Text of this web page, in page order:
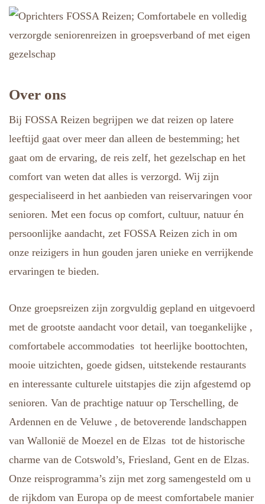
Over ons
Bij FOSSA Reizen begrijpen we dat reizen op latere
leeftijd gaat over meer dan alleen de bestemming; het
gaat om de ervaring, de reis zelf, het gezelschap en het
comfort van weten dat alles is verzorgd. Wij zijn
gespecialiseerd in het aanbieden van reiservaringen voor
senioren. Met een focus op comfort, cultuur, natuur én
persoonlijke aandacht, zet FOSSA Reizen zich in om
onze reizigers in hun gouden jaren unieke en verrijkende
ervaringen te bieden.
Onze groepsreizen zijn zorgvuldig gepland en uitgevoerd
met de grootste aandacht voor detail, van toegankelijke ,
comfortabele accommodaties tot heerlijke boottochten,
mooie uitzichten, goede gidsen, uitstekende restaurants
en interessante culturele uitstapjes die zijn afgestemd op
senioren. Van de prachtige natuur op Terschelling, de
Ardennen en de Veluwe , de betoverende landschappen
van Wallonië de Moezel en de Elzas tot de historische
charme van de Cotswold’s, Friesland, Gent en de Elzas.
Onze reisprogramma’s zijn met zorg samengesteld om u
de rijkdom van Europa op de meest comfortabele manier